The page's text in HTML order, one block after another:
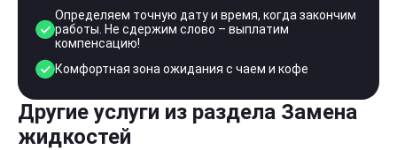
Определяем точную дату и время, когда закончим
работы. Не сдержим слово – выплатим
компенсацию!
Комфортная зона ожидания с чаем и кофе
Другие услуги из раздела Замена
жидкостей